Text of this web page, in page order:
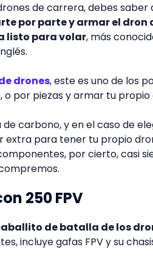
de carrera, debes saber
por parte y armar el dron
listo para volar, más
drones, este es uno de los
por piezas y armar tu
de carbono, y en el caso de
extra para tener tu propio
por cierto, casi
250 FPV
de batalla de los
incluye gafas FPV y su